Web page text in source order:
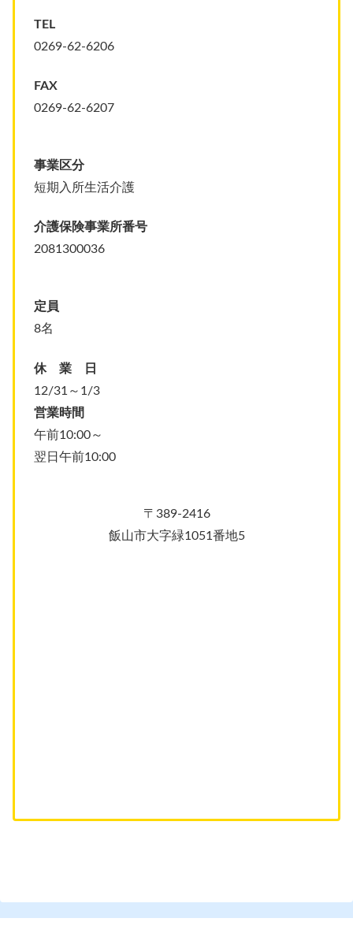
TEL
0269-62-6206
FAX
0269-62-6207
事業区分
短期入所生活介護
介護保険事業所番号
2081300036
定員
8名
休 業 日
12/31～1/3
営業時間
午前10:00～
翌日午前10:00
〒389-2416
飯山市大字緑1051番地5